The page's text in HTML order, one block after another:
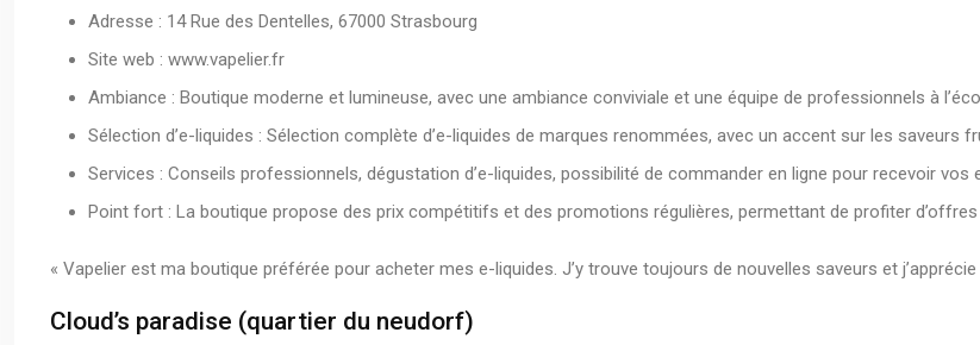
Adresse : 14 Rue des Dentelles, 67000 Strasbourg
Site web : www.vapelier.fr
Ambiance : Boutique moderne et lumineuse, avec une ambiance conviviale et une équipe de professionnels à
Sélection d’e-liquides : Sélection complète d’e-liquides de marques renommées, avec un accent sur les saveurs
Services : Conseils professionnels, dégustation d’e-liquides, possibilité de commander en ligne pour recevoir vos
Point fort : La boutique propose des prix compétitifs et des promotions régulières, permettant de profiter
« Vapelier est ma boutique préférée pour acheter mes e-liquides. J’y trouve toujours de nouvelles saveurs et
Cloud’s paradise (quartier du neudorf)